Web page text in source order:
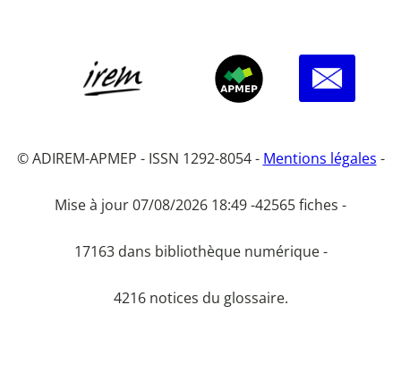
© ADIREM-APMEP - ISSN 1292-8054 - Mentions légales -
Mise à jour 07/08/2026 18:49 -42565 fiches -
17163 dans bibliothèque numérique -
4216 notices du glossaire.